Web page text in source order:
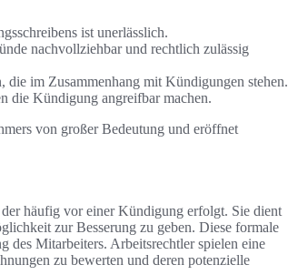
ist unerlässlich.
nachvollziehbar und rechtlich zulässig
die im Zusammenhang mit Kündigungen stehen.
die Kündigung angreifbar machen.
von großer Bedeutung und eröffnet
häufig vor einer Kündigung erfolgt. Sie dient
zur Besserung zu geben. Diese formale
des Mitarbeiters. Arbeitsrechtler spielen eine
zu bewerten und deren potenzielle